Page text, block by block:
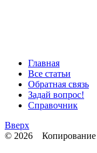
Главная
Все статьи
Обратная связь
Задай вопрос!
Справочник
Вверх
© 2026 Копирование